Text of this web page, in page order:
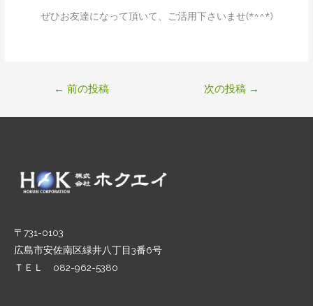
ぜひお友達になって頂いて、ご活用下さいませ(*^^*)
← 前の投稿 次の投稿 →
〒731-0103
広島市安佐南区緑井八丁目3番6号
ＴＥＬ 082-962-5380